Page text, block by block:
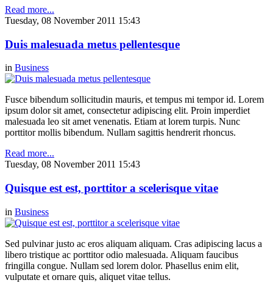
Read more...
Tuesday, 08 November 2011 15:43
Duis malesuada metus pellentesque
in Business
Fusce bibendum sollicitudin mauris, et tempus mi tempor id. Lorem
ipsum dolor sit amet, consectetur adipiscing elit. Proin imperdiet
malesuada leo sit amet venenatis. Etiam at lorem turpis. Nunc
porttitor mollis bibendum. Nullam sagittis hendrerit rhoncus.
Read more...
Tuesday, 08 November 2011 15:43
Quisque est est, porttitor a scelerisque vitae
in Business
Sed pulvinar justo ac eros aliquam aliquam. Cras adipiscing lacus a
libero tristique ac porttitor odio malesuada. Aliquam faucibus
fringilla congue. Nullam sed lorem dolor. Phasellus enim elit,
vulputate et ornare quis, aliquet vitae tellus.